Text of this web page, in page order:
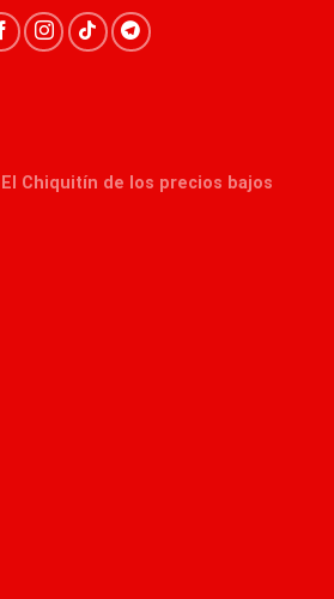
El Chiquitín de los precios bajos